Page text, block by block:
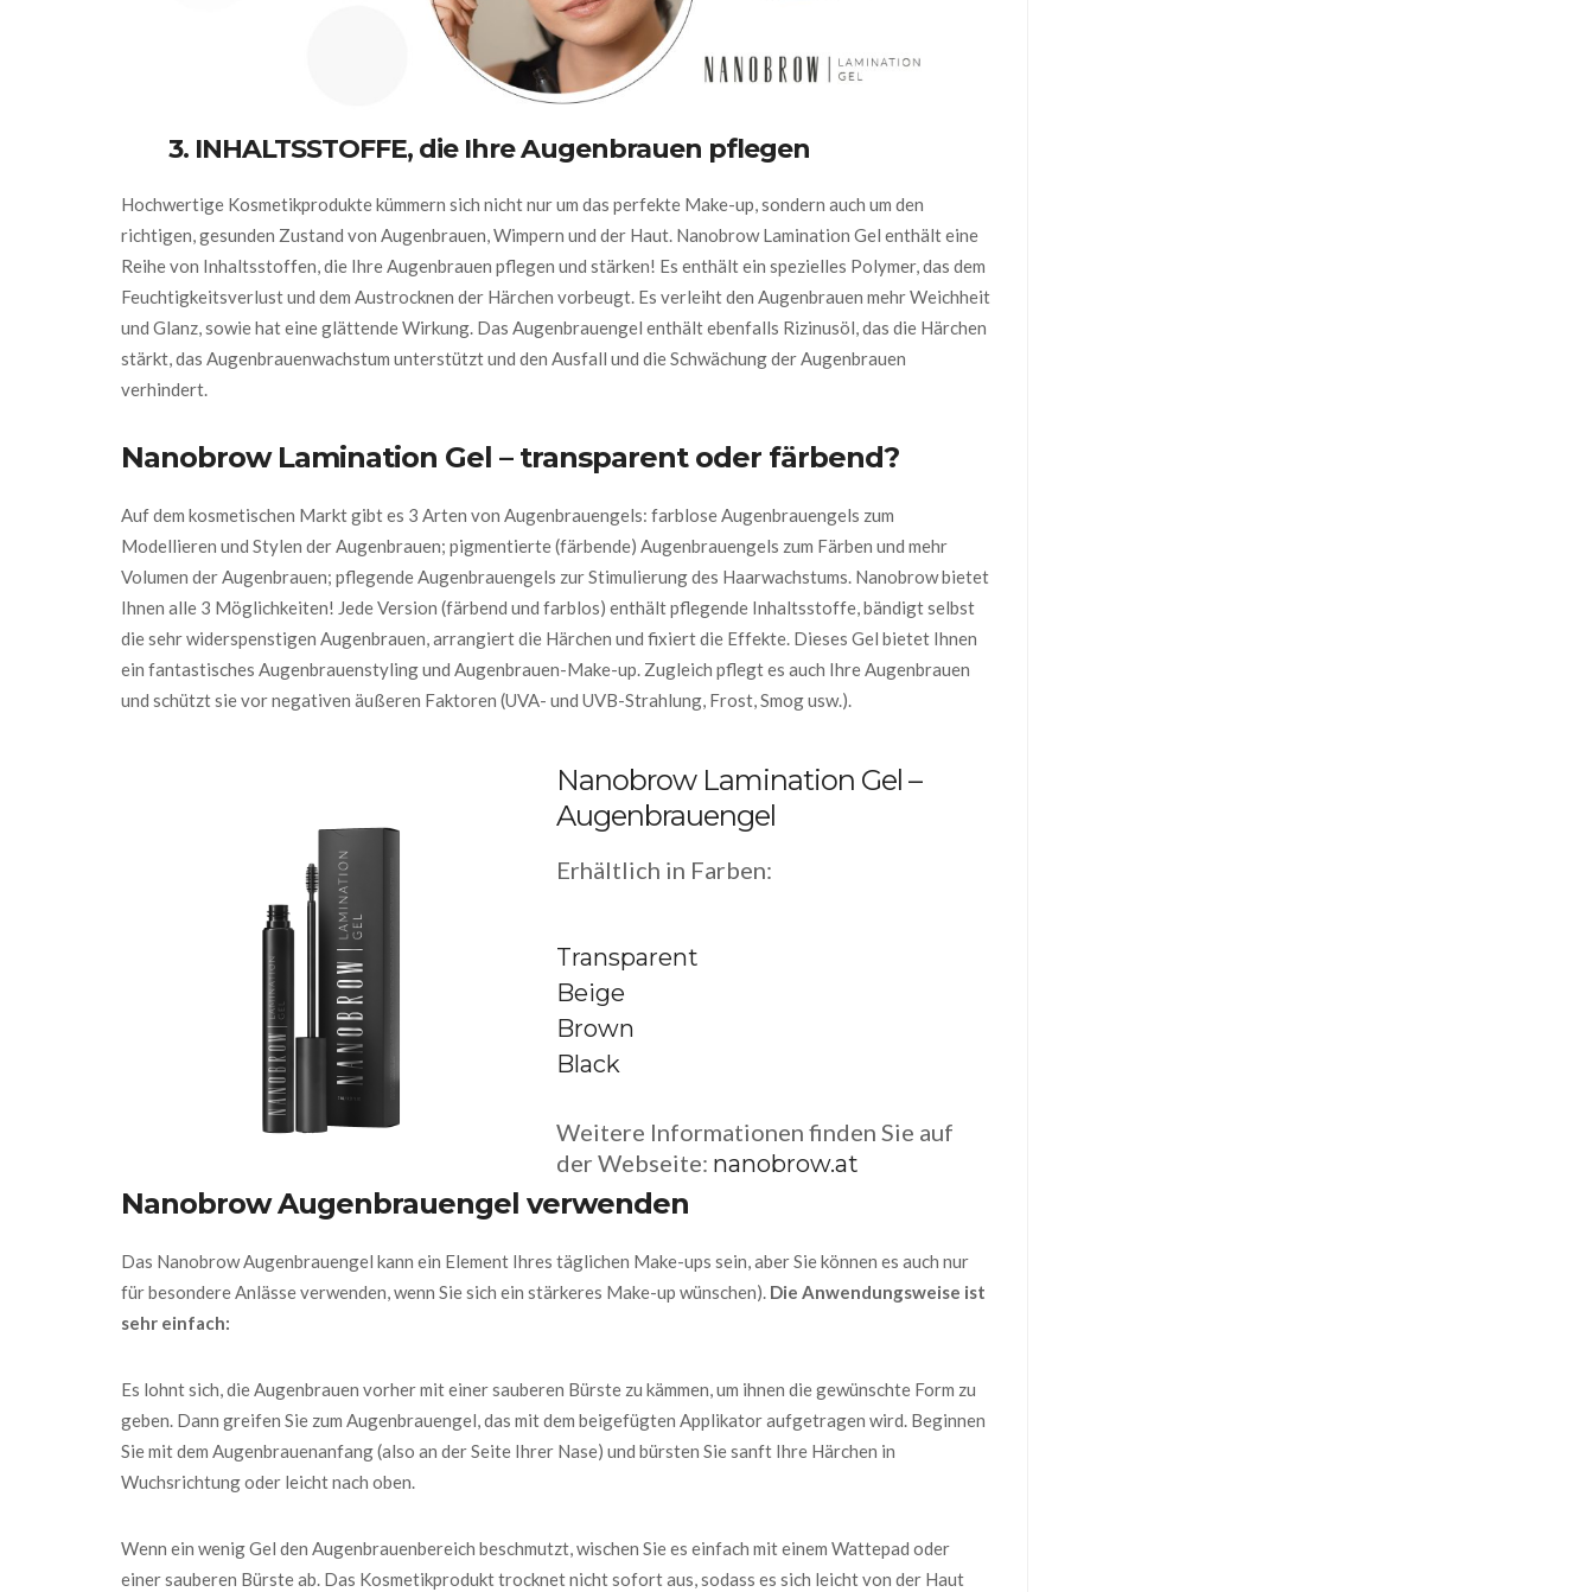
3. INHALTSSTOFFE, die Ihre Augenbrauen pflegen
Hochwertige Kosmetikprodukte kümmern sich nicht nur um das perfekte Make-up, sondern auch um den
richtigen, gesunden Zustand von Augenbrauen, Wimpern und der Haut. Nanobrow Lamination Gel enthält eine
Reihe von Inhaltsstoffen, die Ihre Augenbrauen pflegen und stärken! Es enthält ein spezielles Polymer, das dem
Feuchtigkeitsverlust und dem Austrocknen der Härchen vorbeugt. Es verleiht den Augenbrauen mehr Weichheit
und Glanz, sowie hat eine glättende Wirkung. Das Augenbrauengel enthält ebenfalls Rizinusöl, das die Härchen
stärkt, das Augenbrauenwachstum unterstützt und den Ausfall und die Schwächung der Augenbrauen
verhindert.
Nanobrow Lamination Gel – transparent oder färbend?
Auf dem kosmetischen Markt gibt es 3 Arten von Augenbrauengels: farblose Augenbrauengels zum
Modellieren und Stylen der Augenbrauen; pigmentierte (färbende) Augenbrauengels zum Färben und mehr
Volumen der Augenbrauen; pflegende Augenbrauengels zur Stimulierung des Haarwachstums. Nanobrow bietet
Ihnen alle 3 Möglichkeiten! Jede Version (färbend und farblos) enthält pflegende Inhaltsstoffe, bändigt selbst
die sehr widerspenstigen Augenbrauen, arrangiert die Härchen und fixiert die Effekte. Dieses Gel bietet Ihnen
ein fantastisches Augenbrauenstyling und Augenbrauen-Make-up. Zugleich pflegt es auch Ihre Augenbrauen
und schützt sie vor negativen äußeren Faktoren (UVA- und UVB-Strahlung, Frost, Smog usw.).
Nanobrow Lamination Gel –
Augenbrauengel
Erhältlich in Farben:
Transparent
Beige
Brown
Black
Weitere Informationen finden Sie auf
der Webseite: nanobrow.at
Nanobrow Augenbrauengel verwenden
Das Nanobrow Augenbrauengel kann ein Element Ihres täglichen Make-ups sein, aber Sie können es auch nur
für besondere Anlässe verwenden, wenn Sie sich ein stärkeres Make-up wünschen). Die Anwendungsweise ist
sehr einfach:
Es lohnt sich, die Augenbrauen vorher mit einer sauberen Bürste zu kämmen, um ihnen die gewünschte Form zu
geben. Dann greifen Sie zum Augenbrauengel, das mit dem beigefügten Applikator aufgetragen wird. Beginnen
Sie mit dem Augenbrauenanfang (also an der Seite Ihrer Nase) und bürsten Sie sanft Ihre Härchen in
Wuchsrichtung oder leicht nach oben.
Wenn ein wenig Gel den Augenbrauenbereich beschmutzt, wischen Sie es einfach mit einem Wattepad oder
einer sauberen Bürste ab. Das Kosmetikprodukt trocknet nicht sofort aus, sodass es sich leicht von der Haut